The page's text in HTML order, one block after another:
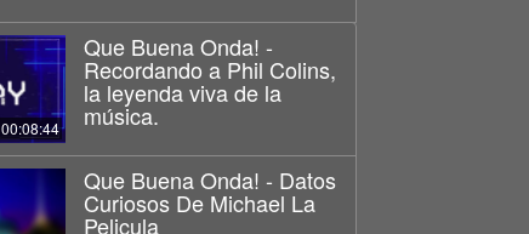
00:08:44
Que Buena Onda! -
Recordando a Phil Colins,
la leyenda viva de la
música.
Que Buena Onda! - Datos
Curiosos De Michael La
Pelicula